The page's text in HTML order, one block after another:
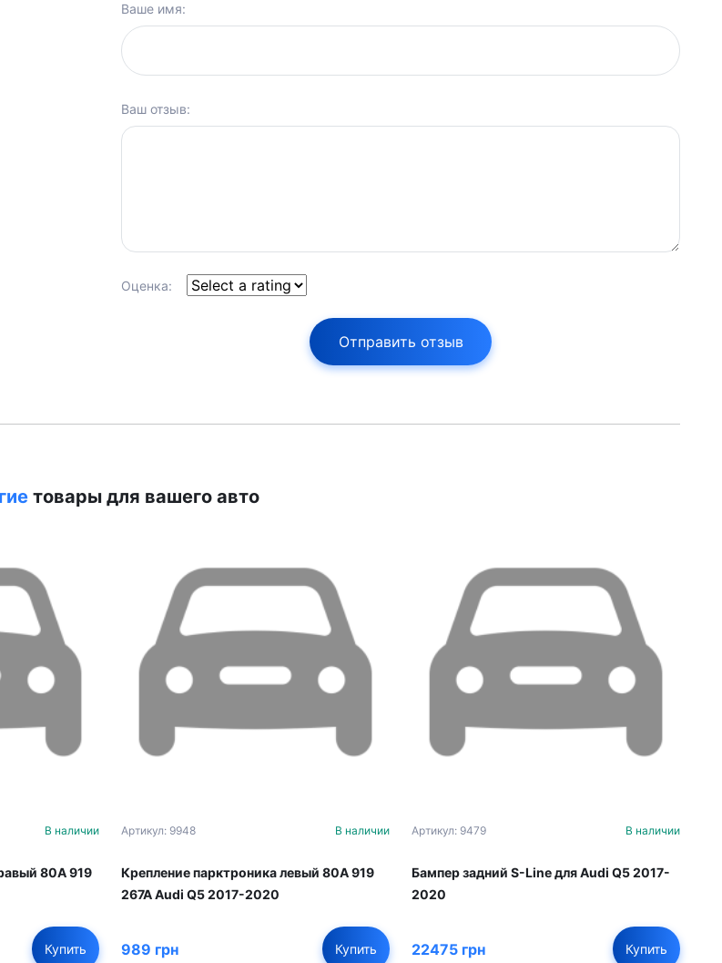
Ваше имя:
Ваш отзыв:
Оценка:
Отправить отзыв
товары для вашего авто
В наличии
80A 919
Купить
Артикул: 9948 В наличии
Крепление парктроника левый 80A 919
267A Audi Q5 2017-2020
989 грн Купить
Артикул: 9479 В наличии
Бампер задний S-Line для Audi Q5 2017-
2020
22475 грн Купить